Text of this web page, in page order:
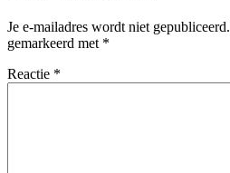
Je e-mailadres wordt niet gepubliceerd.
gemarkeerd met *
Reactie *